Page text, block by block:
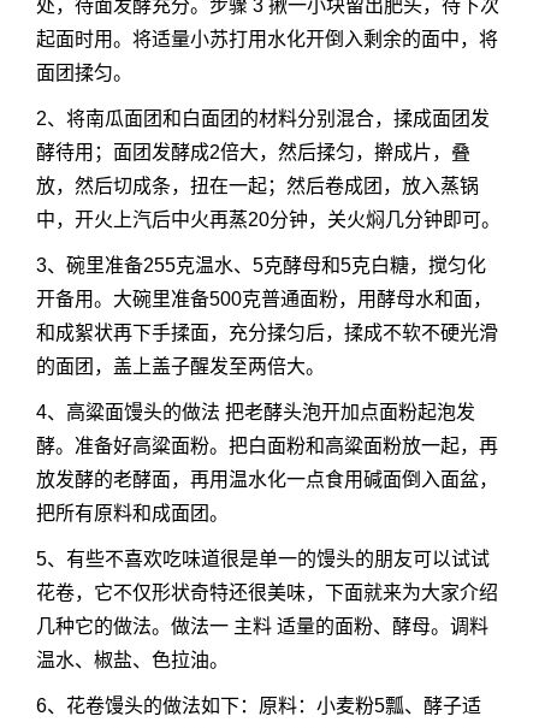
处，待面发酵充分。步骤 3 揪一小块留出肥头，待下次
起面时用。将适量小苏打用水化开倒入剩余的面中，将
面团揉匀。
2、将南瓜面团和白面团的材料分别混合，揉成面团发
酵待用；面团发酵成2倍大，然后揉匀，擀成片，叠
放，然后切成条，扭在一起；然后卷成团，放入蒸锅
中，开火上汽后中火再蒸20分钟，关火焖几分钟即可。
3、碗里准备255克温水、5克酵母和5克白糖，搅匀化
开备用。大碗里准备500克普通面粉，用酵母水和面，
和成絮状再下手揉面，充分揉匀后，揉成不软不硬光滑
的面团，盖上盖子醒发至两倍大。
4、高粱面馒头的做法 把老酵头泡开加点面粉起泡发
酵。准备好高粱面粉。把白面粉和高粱面粉放一起，再
放发酵的老酵面，再用温水化一点食用碱面倒入面盆，
把所有原料和成面团。
5、有些不喜欢吃味道很是单一的馒头的朋友可以试试
花卷，它不仅形状奇特还很美味，下面就来为大家介绍
几种它的做法。做法一 主料 适量的面粉、酵母。调料
温水、椒盐、色拉油。
6、花卷馒头的做法如下：原料：小麦粉5瓢、酵子适